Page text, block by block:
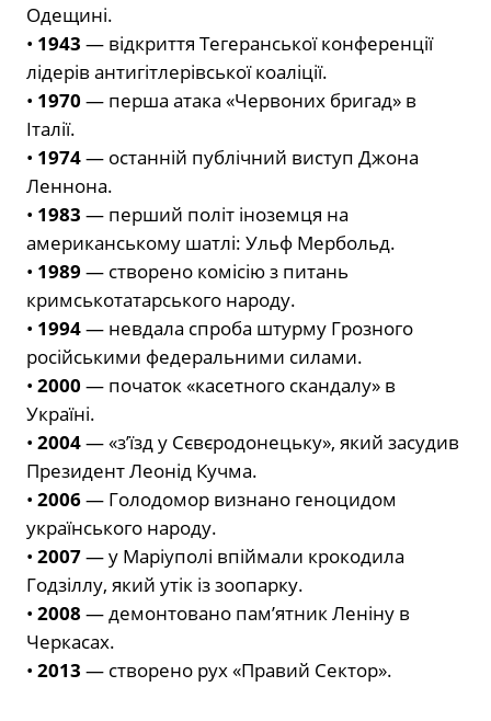
Одещині.
• 1943 — відкриття Тегеранської конференції
лідерів антигітлерівської коаліції.
• 1970 — перша атака «Червоних бригад» в
Італії.
• 1974— останній публічний виступ Джона
Леннона.
• 1983 — перший політ іноземця на
американському шатлі: Ульф Мербольд.
• 1989 — створено комісію з питань
кримськотатарського народу.
• 1994— невдала спроба штурму Грозного
російськими федеральними силами.
• 2000 — початок «касетного скандалу» в
Україні.
• 2004— «з’їзд у Сєвєродонецьку», який засудив
Президент Леонід Кучма.
• 2006— Голодомор визнано геноцидом
українського народу.
• 2007— у Маріуполі впіймали крокодила
Годзіллу, який утік із зоопарку.
• 2008 — демонтовано пам’ятник Леніну в
Черкасах.
• 2013 — створено рух «Правий Сектор».